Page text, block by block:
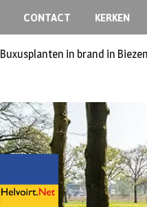
CONTACT KERKEN
Spreidingswet asielzoekers: